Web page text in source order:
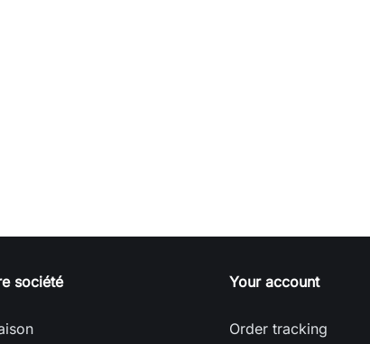
société Your account
Order tracking